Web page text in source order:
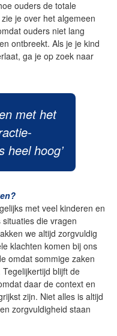
ouders de totale
je over het algemeen
ouders niet lang
ontbreekt. Als je je kind
ga je op zoek naar
met het
heel hoog’
met veel kinderen en
die vragen
we altijd zorgvuldig
klachten komen bij ons
omdat sommige zaken
blijft de
daar de context en
zijn. Niet alles is altijd
zorgvuldigheid staan